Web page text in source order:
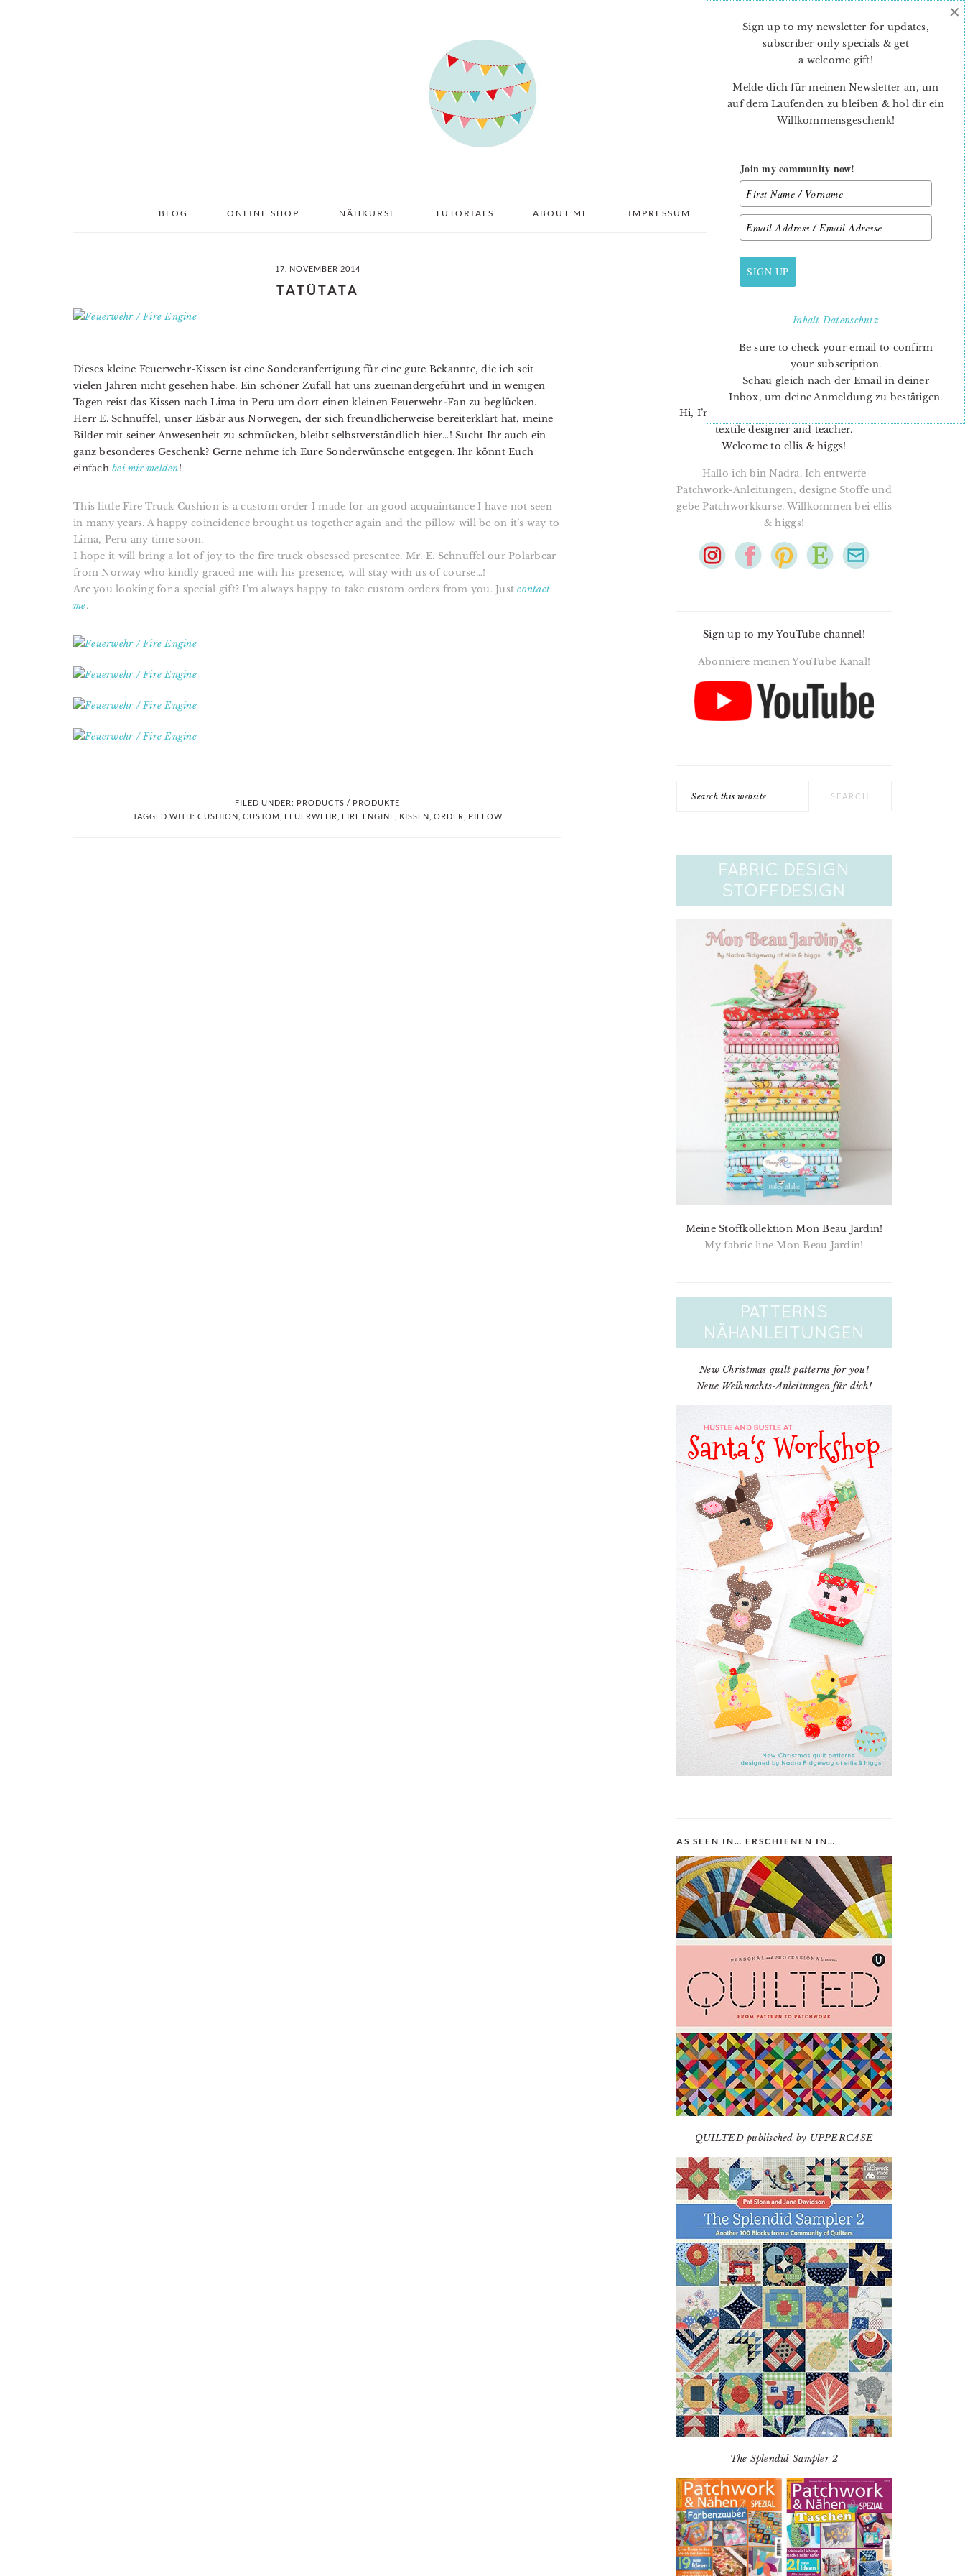
BLOG ONLINE SHOP NÄHKURSE TUTORIALS ABOUT ME IMPRESSUM DATENSCHUTZ
17. NOVEMBER 2014
TATÜTATA
Dieses kleine Feuerwehr-Kissen ist eine Sonderanfertigung für eine gute Bekannte, die ich seit
vielen Jahren nicht gesehen habe. Ein schöner Zufall hat uns zueinandergeführt und in wenigen
Tagen reist das Kissen nach Lima in Peru um dort einen kleinen Feuerwehr-Fan zu beglücken.
Herr E. Schnuffel, unser Eisbär aus Norwegen, der sich freundlicherweise bereiterklärt hat, meine
Bilder mit seiner Anwesenheit zu schmücken, bleibt selbstverständlich hier…! Sucht Ihr auch ein
ganz besonderes Geschenk? Gerne nehme ich Eure Sonderwünsche entgegen. Ihr könnt Euch
einfachbei mir melden!
This little Fire Truck Cushion is a custom order I made for an good acquaintance I have not seen
in many years. A happy coincidence brought us together again and the pillow will be on it’s way to
Lima, Peru any time soon.
I hope it will bring a lot of joy to the fire truck obsessed presentee. Mr. E. Schnuffel our Polarbear
from Norway who kindly graced me with his presence, will stay with us of course…!
Are you looking for a special gift? I’m always happy to take custom orders from you. Justcontact
me.
FILED UNDER: PRODUCTS / PRODUKTE
TAGGED WITH: CUSHION CUSTOM FEUERWEHR FIRE ENGINE KISSEN ORDER PILLOW
PRIMARY
SIDEBAR
Hi, I’m Nadra. I’m a quilt pattern designer,
textile designer and teacher.
Welcome to ellis & higgs!
Hallo ich bin Nadra. Ich entwerfe
Patchwork-Anleitungen, designe Stoffe und
gebe Patchworkkurse. Willkommen bei ellis
& higgs!
Sign up to my YouTube channel!
Abonniere meinen YouTube Kanal!
Meine Stoffkollektion Mon Beau Jardin!
My fabric line Mon Beau Jardin!
New Christmas quilt patterns for you!
Neue Weihnachts-Anleitungen für dich!
AS SEEN IN… ERSCHIENEN IN…
QUILTED publisched by UPPERCASE
The Splendid Sampler 2
Sign up to my newsletter for updates,
subscriber only specials & get
a welcome gift!
Melde dich für meinen Newsletter an, um
auf dem Laufenden zu bleiben & hol dir ein
Willkommensgeschenk!
Join my community now!
SIGN UP
InhaltDatenschutz
Be sure to check your email to confirm
your subscription.
Schau gleich nach der Email in deiner
Inbox, um deine Anmeldung zu bestätigen.
×